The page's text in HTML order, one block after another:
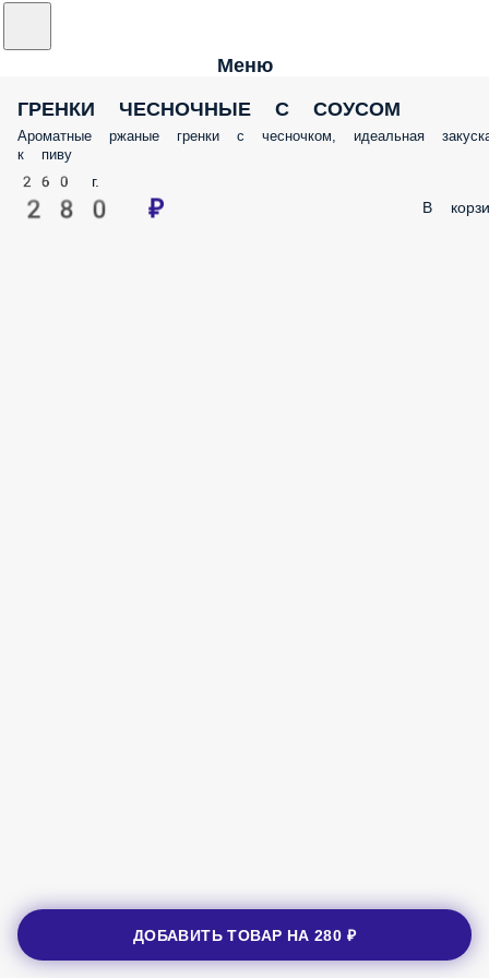
Меню
ГРЕНКИ ЧЕСНОЧНЫЕ С СОУСОМ
Ароматные ржаные гренки с чесночком, идеальная
к пиву
260 г.
280 ₽ В
ДОБАВИТЬ ТОВАР НА280 ₽